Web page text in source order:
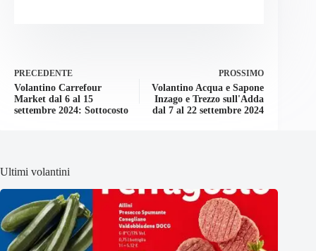
PRECEDENTE
Volantino Carrefour
Market dal 6 al 15
settembre 2024: Sottocosto
PROSSIMO
Volantino Acqua e Sapone
Inzago e Trezzo sull'Adda
dal 7 al 22 settembre 2024
Ultimi volantini